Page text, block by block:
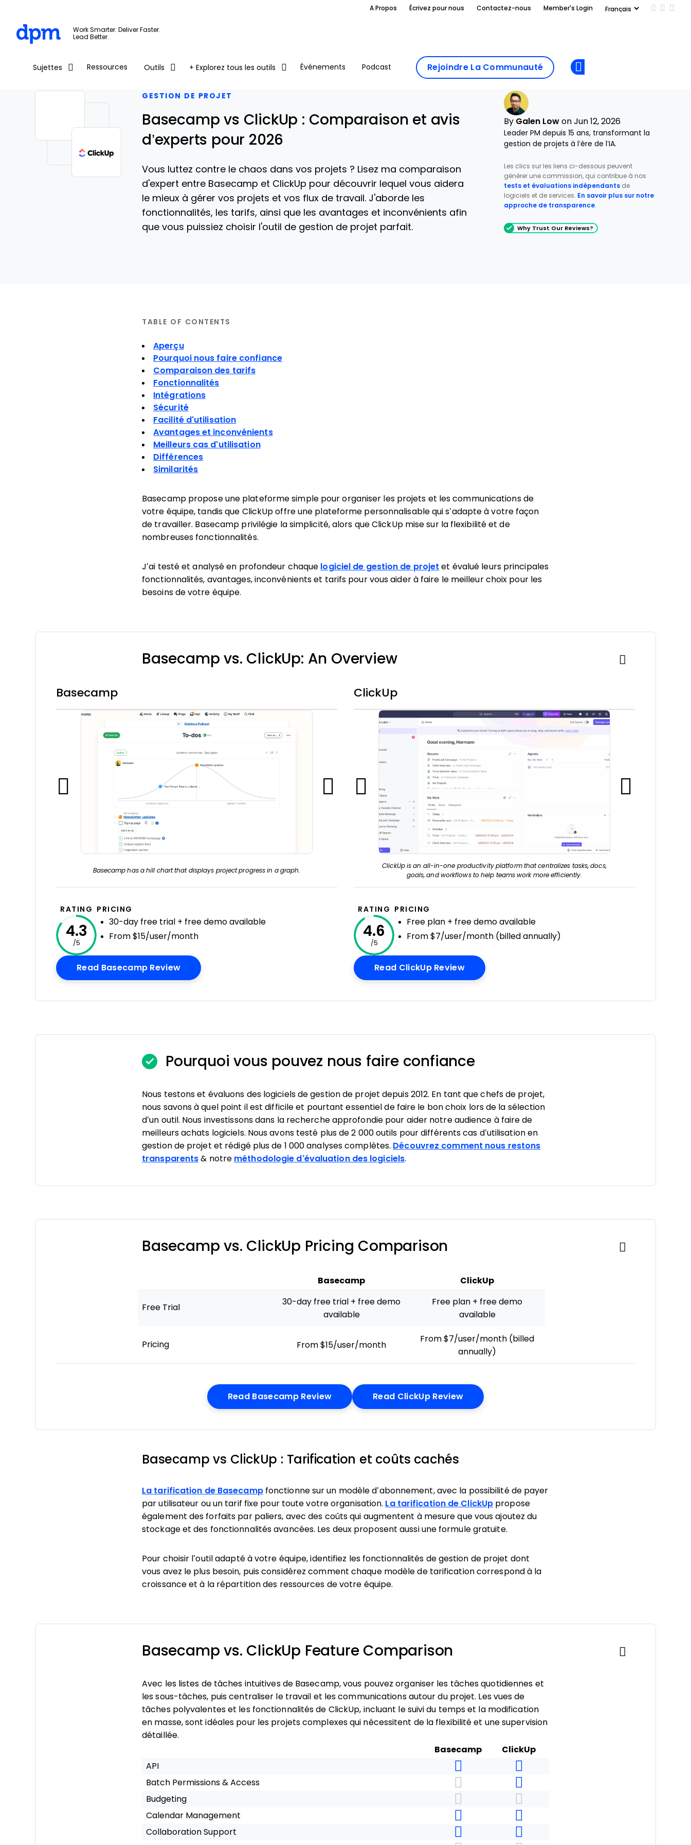
Skip to main content
A Propos Écrivez pour nous Contactez-nous Member's Login Add us
Follow
Work Smarter. Deliver Faster.
Lead Better.
Sujettes Ressources Outils + Explorez tous les outils Événements Podcast Rejoindre La Communauté
GESTION DE PROJET
Basecamp vs ClickUp : Comparaison et avis
d’experts pour 2026
Vous luttez contre le chaos dans vos projets ? Lisez ma comparaison
d'expert entre Basecamp et ClickUp pour découvrir lequel vous aidera
le mieux à gérer vos projets et vos flux de travail. J'aborde les
fonctionnalités, les tarifs, ainsi que les avantages et inconvénients afin
que vous puissiez choisir l'outil de gestion de projet parfait.
By Galen Low on Jun 12, 2026
Leader PM depuis 15 ans, transformant la
gestion de projets à l’ère de l’IA.
Les clics sur les liens ci-dessous peuvent
générer une commission, qui contribue à nos
tests et évaluations indépendants de
logiciels et de services. En savoir plus sur notre
approche de transparence.
Why Trust Our Reviews?
TABLE OF CONTENTS
Aperçu
Pourquoi nous faire confiance
Comparaison des tarifs
Fonctionnalités
Intégrations
Sécurité
Facilité d'utilisation
Avantages et inconvénients
Meilleurs cas d'utilisation
Différences
Similarités
Basecamp propose une plateforme simple pour organiser les projets et les communications de
votre équipe, tandis que ClickUp offre une plateforme personnalisable qui s’adapte à votre façon
de travailler. Basecamp privilégie la simplicité, alors que ClickUp mise sur la flexibilité et de
nombreuses fonctionnalités.
J’ai testé et analysé en profondeur chaque logiciel de gestion de projet et évalué leurs principales
fonctionnalités, avantages, inconvénients et tarifs pour vous aider à faire le meilleur choix pour les
besoins de votre équipe.
Basecamp vs. ClickUp: An Overview
Basecamp
Basecamp has a hill chart that displays project progress in a graph.
RATING
4.3
/5
PRICING
30-day free trial + free demo available
From $15/user/month
Read Basecamp ReviewOpens New Window
ClickUp
ClickUp is an all-in-one productivity platform that centralizes tasks, docs,
goals, and workflows to help teams work more efficiently.
RATING
4.6
/5
PRICING
Free plan + free demo available
From $7/user/month (billed annually)
Read ClickUp ReviewOpens New Window
Pourquoi vous pouvez nous faire confiance
Nous testons et évaluons des logiciels de gestion de projet depuis 2012. En tant que chefs de projet,
nous savons à quel point il est difficile et pourtant essentiel de faire le bon choix lors de la sélection
d’un outil. Nous investissons dans la recherche approfondie pour aider notre audience à faire de
meilleurs achats logiciels. Nous avons testé plus de 2 000 outils pour différents cas d’utilisation en
gestion de projet et rédigé plus de 1 000 analyses complètes. Découvrez comment nous restons
transparents & notre méthodologie d’évaluation des logiciels.
Basecamp vs. ClickUp Pricing Comparison
Basecamp ClickUp
Free Trial
30-day free trial + free demo
available
Free plan + free demo
available
Pricing From $15/user/month
From $7/user/month (billed
annually)
Read Basecamp ReviewOpens New WindowRead ClickUp ReviewOpens New Window
Basecamp vs ClickUp : Tarification et coûts cachés
La tarification de Basecampfonctionne sur un modèle d’abonnement, avec la possibilité de payer
par utilisateur ou un tarif fixe pour toute votre organisation. La tarification de ClickUp propose
également des forfaits par paliers, avec des coûts qui augmentent à mesure que vous ajoutez du
stockage et des fonctionnalités avancées. Les deux proposent aussi une formule gratuite.
Pour choisir l’outil adapté à votre équipe, identifiez les fonctionnalités de gestion de projet dont
vous avez le plus besoin, puis considérez comment chaque modèle de tarification correspond à la
croissance et à la répartition des ressources de votre équipe.
Basecamp vs. ClickUp Feature Comparison
Avec les listes de tâches intuitives de Basecamp, vous pouvez organiser les tâches quotidiennes et
les sous-tâches, puis centraliser le travail et les communications autour du projet. Les vues de
tâches polyvalentes et les fonctionnalités de ClickUp, incluant le suivi du temps et la modification
en masse, sont idéales pour les projets complexes qui nécessitent de la flexibilité et une supervision
détaillée.
Basecamp
ClickUp
API
Batch Permissions & Access
Budgeting
Calendar Management
Collaboration Support